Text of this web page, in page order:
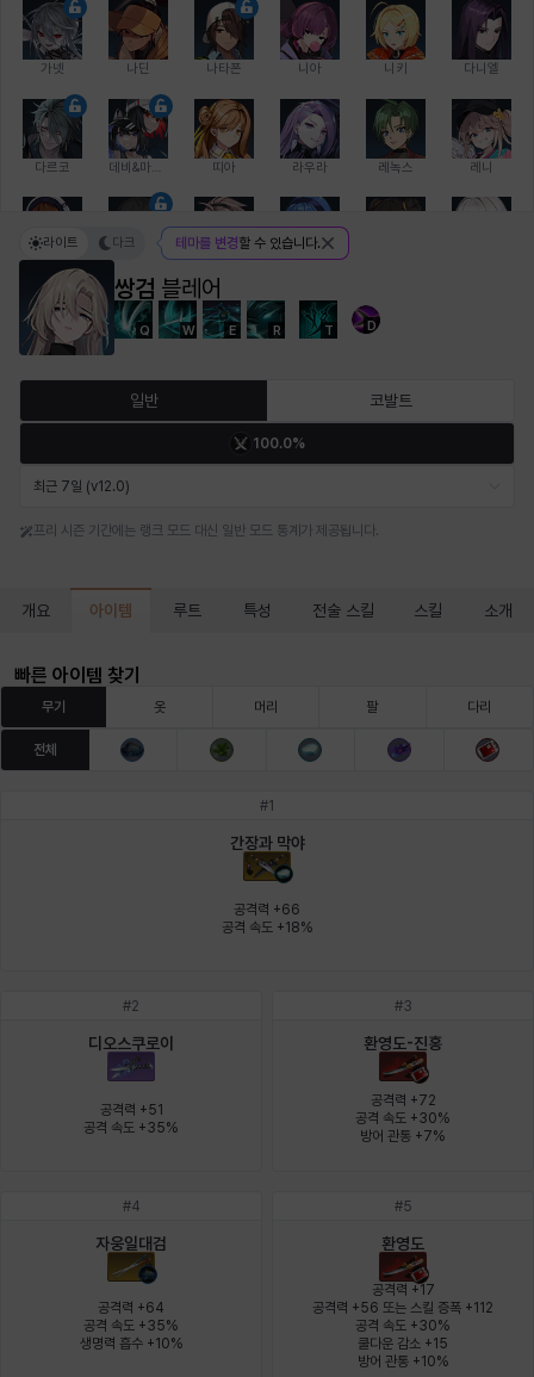
가넷 나딘 나타폰 니아 니키 다니엘
다르코 띠아 라우라 레녹스 레니
레온 루크 르노어
바바라 버니스 블레어 비앙카 비형 샬럿
아야 아이솔 아이작 알렉스 알론소 얀
에키온 엘레나
이안 재키
크레이버 타지아
펠릭스 피올로
쌍검 블레어
Q W E R T D
라이트 다크 테마를 변경할 수 있습니다.
일반 코발트
100.0%
최근 7일 (v12.0)
프리 시즌 기간에는 랭크 모드 대신 일반 모드 통계가 제공됩니다.
개요 아이템 루트 특성 전술 스킬 스킬 소개
빠른 아이템 찾기
무기 옷 머리 팔 다리
전체
#1
간장과 막야
공격력 +66
공격 속도 +18%
#2
디오스쿠로이
공격력 +51
공격 속도 +35%
#3
환영도-진홍
공격력 +72
공격 속도 +30%
방어 관통 +7%
#4
자웅일대검
공격력 +64
공격 속도 +35%
생명력 흡수 +10%
#5
환영도
공격력 +17
공격력 +56 또는 스킬 증폭 +112
공격 속도 +30%
쿨다운 감소 +15
방어 관통 +10%